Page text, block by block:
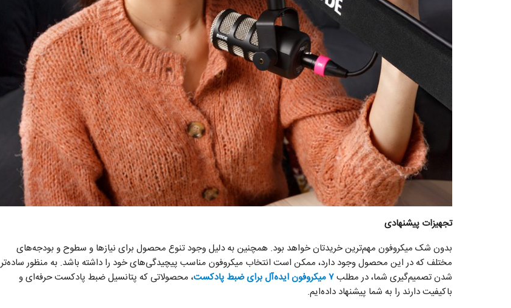
تجهیزات پیشنهادی
بدون شک میکروفون مهم‌ترین خریدتان خواهد بود. همچنین به دلیل وجود تنوع محصول برای نیازها و سطوح و بودجه‌های
مختلف که در این محصول وجود دارد، ممکن است انتخاب میکروفون مناسب پیچیدگی‌های خود را داشته باشد. به منظور ساده‌تر
شدن تصمیم‌گیری شما، در مطلب
، محصولاتی که پتانسیل ضبط پادکست حرفه‌ای و
باکیفیت دارند را به شما پیشنهاد داده‌ایم.